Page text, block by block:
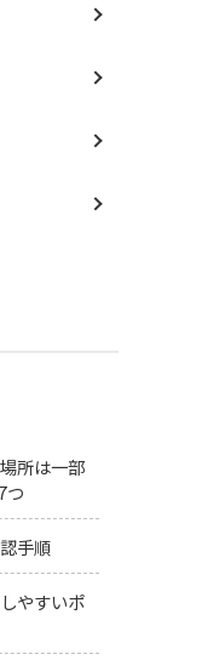
所は一部
つ
手順
やすいポ